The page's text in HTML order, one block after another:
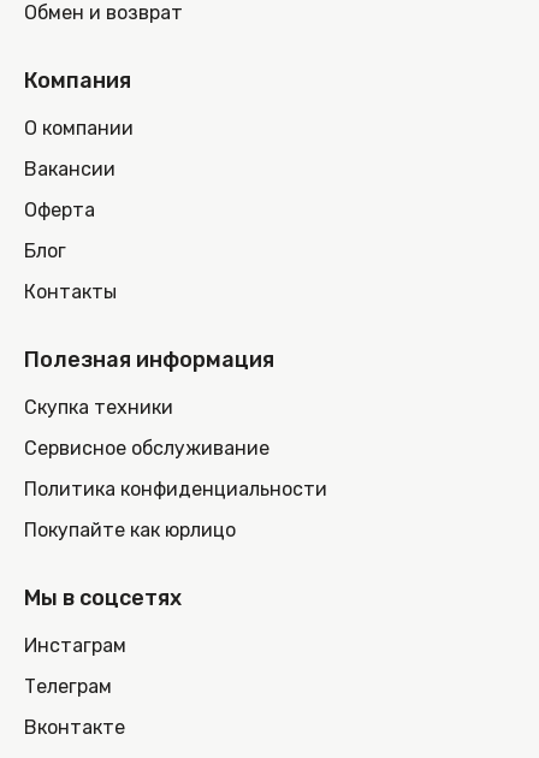
Обмен и возврат
Компания
О компании
Вакансии
Оферта
Блог
Контакты
Полезная информация
Скупка техники
Сервисное обслуживание
Политика конфиденциальности
Покупайте как юрлицо
Мы в соцсетях
Инстаграм
Телеграм
Вконтакте